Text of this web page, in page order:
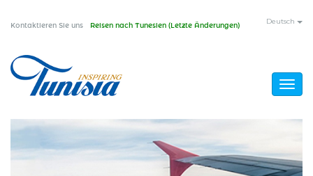
Direkt
Deutsch
Kontaktieren Sie uns Reisen nach Tunesien (Letzte Änderungen)